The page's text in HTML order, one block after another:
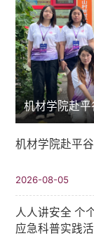
机材学院赴平
机材学院赴平
2026-08-05
人人讲安全 个
应急科普实践